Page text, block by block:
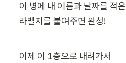
이 병에 내 이름과 날짜를 적은
라벨지를 붙여주면 완성!
이제 이 1층으로 내려가서